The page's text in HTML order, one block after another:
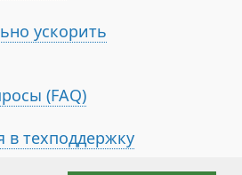
ускорить
(FAQ)
в техподдержку